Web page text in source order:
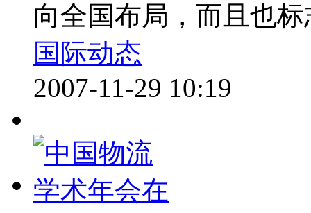
向全国布局，而且也
国际动态
2007-11-29 10:19